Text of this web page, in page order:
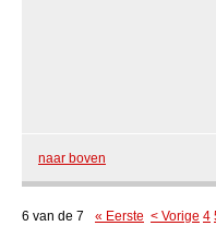
naar boven
6 van de 7 « Eerste < Vorige 4